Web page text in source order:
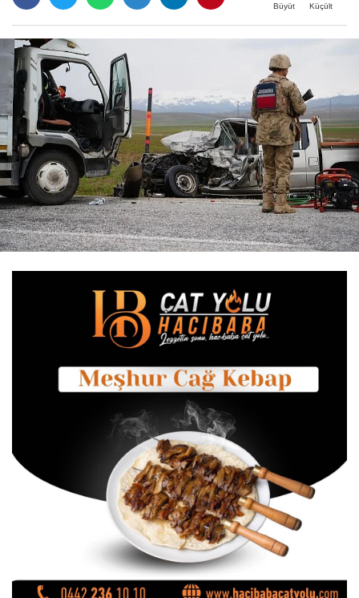
Büyüt Küçült